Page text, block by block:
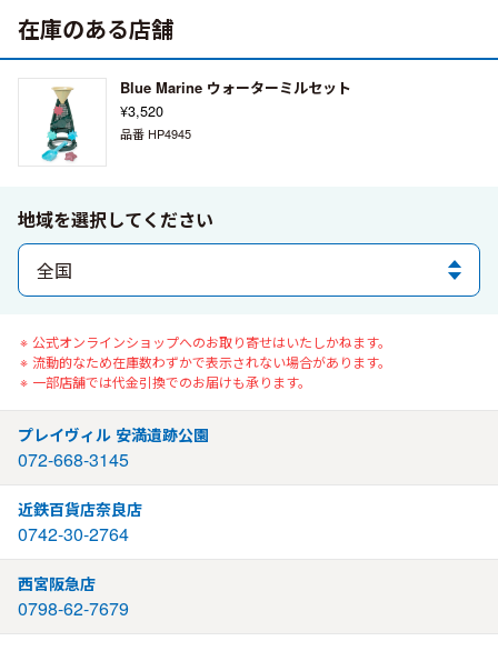
在庫のある店舗
Blue Marine ウォーターミルセット
¥3,520
品番 HP4945
地域を選択してください
公式オンラインショップへのお取り寄せはいたしかねます。
流動的なため在庫数わずかで表示されない場合があります。
一部店舗では代金引換でのお届けも承ります。
プレイヴィル 安満遺跡公園
072-668-3145
近鉄百貨店奈良店
0742-30-2764
西宮阪急店
0798-62-7679